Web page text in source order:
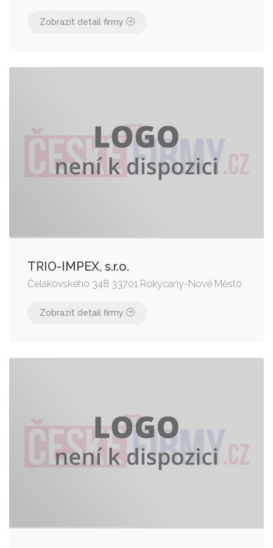
Zobrazit detail firmy
TRIO-IMPEX, s.r.o.
Čelakovského 348 33701 Rokycany-Nové Město
Zobrazit detail firmy